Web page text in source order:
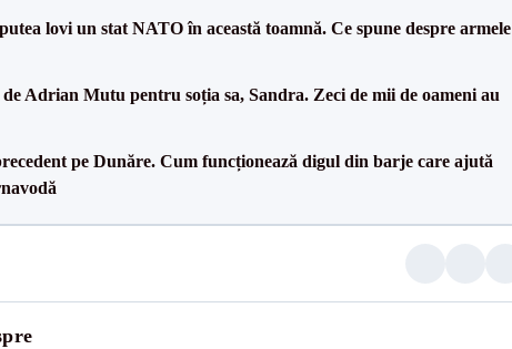
lovi un stat NATO în această toamnă. Ce spune despre armele
Adrian Mutu pentru soția sa, Sandra. Zeci de mii de oameni au
pe Dunăre. Cum funcționează digul din barje care ajută